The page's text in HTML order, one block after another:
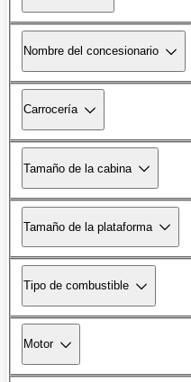
Nombre del concesionario
Carrocería
Tamaño de la cabina
Tamaño de la plataforma
Tipo de combustible
Motor